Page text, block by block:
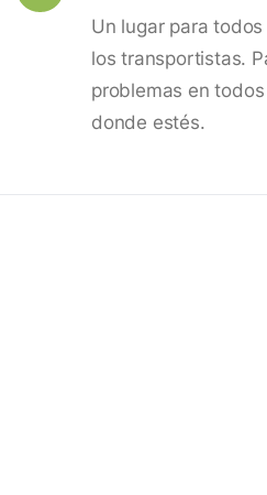
Un lugar para
los transportistas.
problemas en
donde estés.